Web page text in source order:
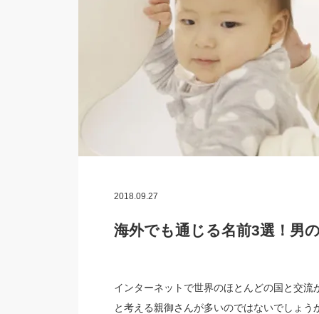
2018.09.27
海外でも通じる名前3選！男
インターネットで世界のほとんどの国と交
と考える親御さんが多いのではないでしょう